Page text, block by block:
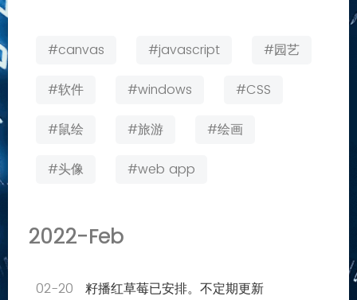
#canvas #javascript
#园艺
#软件
#windows
#CSS
#鼠绘
#旅游
#绘画
#头像
#web app
2022-Feb
02-20 籽播红草莓已安排。不定期更新